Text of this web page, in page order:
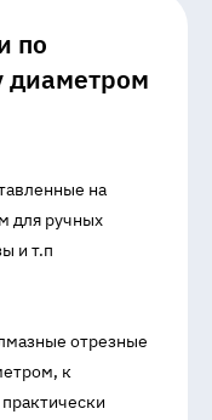
по
диаметром
на
для ручных
и т.п
отрезные
к